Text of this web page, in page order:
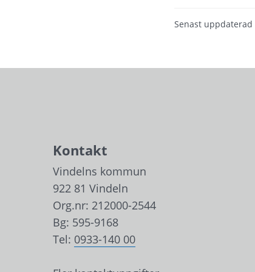
Senast uppdaterad
Kontakt
Vindelns kommun
922 81 Vindeln
Org.nr: 212000-2544
Bg: 595-9168
Tel: 0933-140 00